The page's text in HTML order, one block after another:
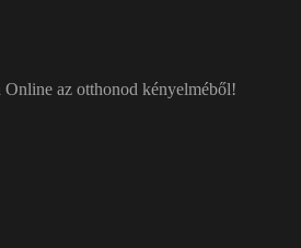
Online az otthonod kényelméből!